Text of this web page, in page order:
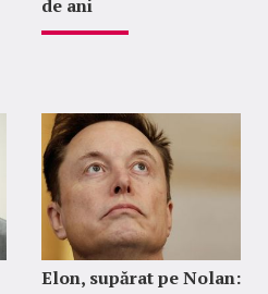
de ani
Elon, supărat pe Nolan: